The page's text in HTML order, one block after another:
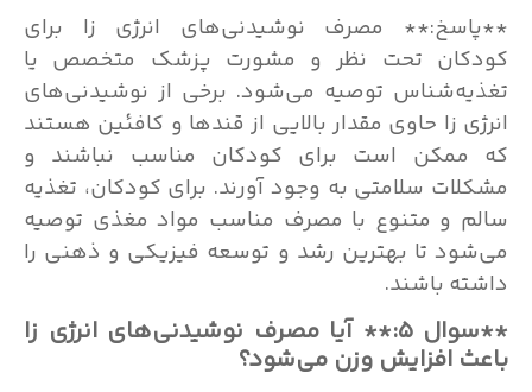
**پاسخ:** مصرف نوشیدنی‌های انرژی زا برای
کودکان تحت نظر و مشورت پزشک متخصص یا
تغذیه‌شناس توصیه می‌شود. برخی از نوشیدنی‌های
انرژی زا حاوی مقدار بالایی از قندها و کافئین هستند
که ممکن است برای کودکان مناسب نباشند و
مشکلات سلامتی به وجود آورند. برای کودکان، تغذیه
سالم و متنوع با مصرف مناسب مواد مغذی توصیه
می‌شود تا بهترین رشد و توسعه فیزیکی و ذهنی را
داشته باشند.
**سوال ۵:** آیا مصرف نوشیدنی‌های انرژی زا
باعث افزایش وزن می‌شود؟